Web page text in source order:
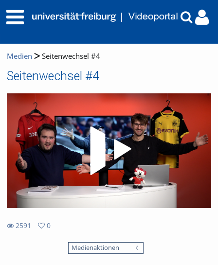
Medien Seitenwechsel #4
Seitenwechsel #4
2591
0
Medienaktionen